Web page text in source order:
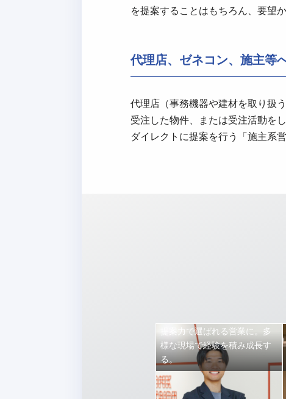
を提案することはもちろん、要望
代理店、ゼネコン、施主等
代理店（事務機器や建材を取り扱
受注した物件、または受注活動を
ダイレクトに提案を行う「施主系
提案力で選ばれる営業に。多
様な現場で経験を積み成長す
る。